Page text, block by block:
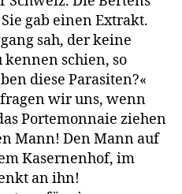
gab einen Extrakt.
sah, der keine
schien, so
diese Parasiten?«
wir uns, wenn
Portemonnaie ziehen
Mann! Den Mann auf
Kasernenhof, im
an ihn!